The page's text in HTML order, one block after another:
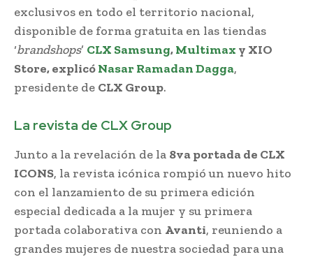
exclusivos en todo el territorio nacional,
disponible de forma gratuita en las tiendas
‘brandshops’ CLX Samsung,Multimax y XIO
Store, explicóNasar Ramadan Dagga,
presidente de CLX Group.
La revista de CLX Group
Junto a la revelación de la 8va portada de CLX
ICONS, la revista icónica rompió un nuevo hito
con el lanzamiento de su primera edición
especial dedicada a la mujer y su primera
portada colaborativa con Avanti, reuniendo a
grandes mujeres de nuestra sociedad para una